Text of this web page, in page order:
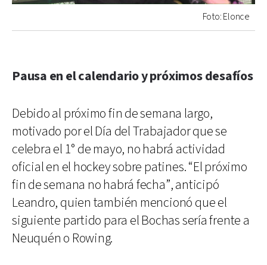
Foto: Elonce
Pausa en el calendario y próximos desafíos
Debido al próximo fin de semana largo,
motivado por el Día del Trabajador que se
celebra el 1° de mayo, no habrá actividad
oficial en el hockey sobre patines. “El próximo
fin de semana no habrá fecha”, anticipó
Leandro, quien también mencionó que el
siguiente partido para el Bochas sería frente a
Neuquén o Rowing.